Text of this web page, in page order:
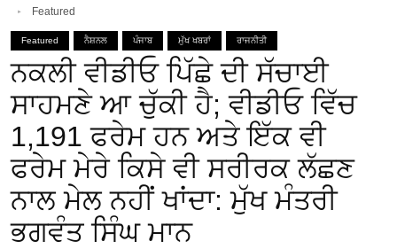
Featured
Featured ਨੈਸ਼ਨਲ ਪੰਜਾਬ ਮੁੱਖ ਖਬਰਾਂ ਰਾਜਨੀਤੀ
ਨਕਲੀ ਵੀਡੀਓ ਪਿੱਛੇ ਦੀ ਸੱਚਾਈ
ਸਾਹਮਣੇ ਆ ਚੁੱਕੀ ਹੈ; ਵੀਡੀਓ ਵਿੱਚ
1,191 ਫਰੇਮ ਹਨ ਅਤੇ ਇੱਕ ਵੀ
ਫਰੇਮ ਮੇਰੇ ਕਿਸੇ ਵੀ ਸਰੀਰਕ ਲੱਛਣ
ਨਾਲ ਮੇਲ ਨਹੀਂ ਖਾਂਦਾ: ਮੁੱਖ ਮੰਤਰੀ
ਭਗਵੰਤ ਸਿੰਘ ਮਾਨ